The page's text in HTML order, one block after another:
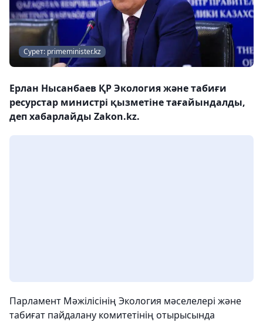
Сурет: primeminister.kz
Ерлан Нысанбаев ҚР Экология және табиғи
ресурстар министрі қызметіне тағайындалды,
деп хабарлайды Zakon.kz.
Парламент Мәжілісінің Экология мәселелері және
табиғат пайдалану комитетінің отырысында